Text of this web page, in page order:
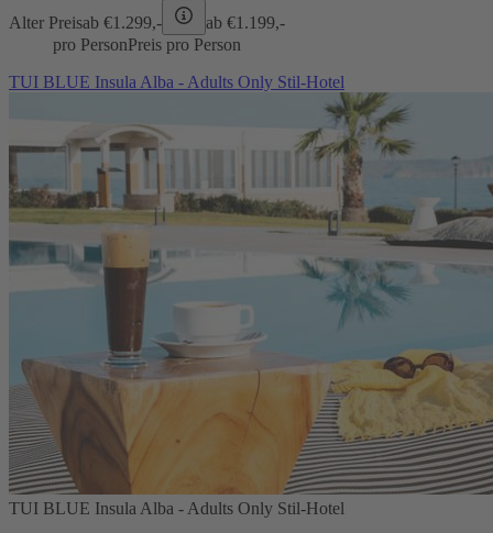
Alter Preisab €1.299,- ab €1.199,-
pro PersonPreis pro Person
TUI BLUE Insula Alba - Adults Only Stil-Hotel
TUI BLUE Insula Alba - Adults Only Stil-Hotel